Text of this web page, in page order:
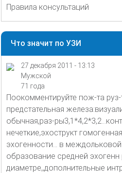
Правила консультаций
Что значит по УЗИ
27 декабря 2011 - 13:13
Мужской
71 года
Поокомментируйте пож-та
предстательная
обычная,раз-
нечеткие,эхострукт
эхогенности... в
образование средней
диаметре,,дополнительные